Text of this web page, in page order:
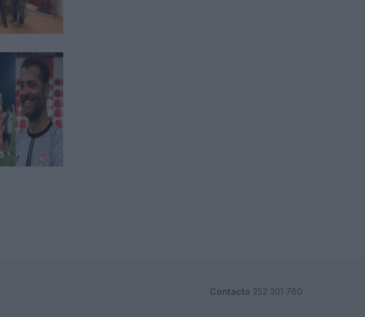
Contacto 252 301 780